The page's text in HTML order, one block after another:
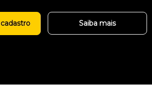
Saiba mais